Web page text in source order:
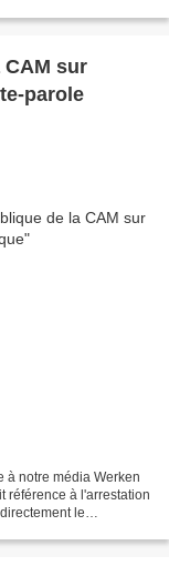
sur
parole
à notre média Werken
référence à l'arrestation
le